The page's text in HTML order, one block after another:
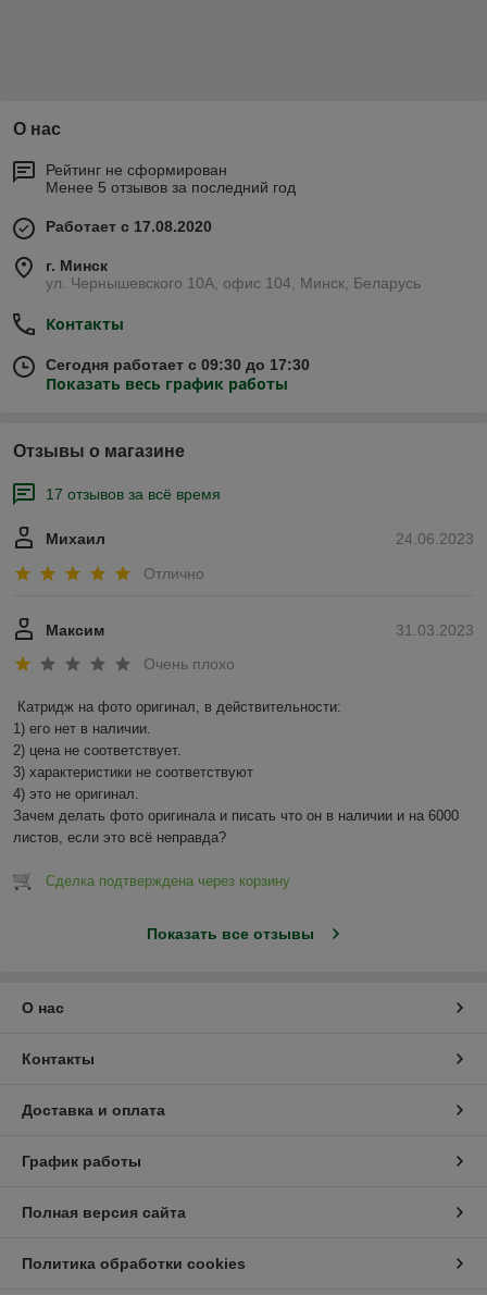
О нас
Рейтинг не сформирован
Менее 5 отзывов за последний год
Работает с 17.08.2020
г. Минск
ул. Чернышевского 10А, офис 104, Минск, Беларусь
Контакты
Сегодня работает с 09:30 до 17:30
Показать весь график работы
Отзывы о магазине
17 отзывов за всё время
24.06.2023
Михаил
Отлично
31.03.2023
Максим
Очень плохо
Катридж на фото оригинал, в действительности:
1) его нет в наличии.
2) цена не соответствует.
3) характеристики не соответствуют
4) это не оригинал.
Зачем делать фото оригинала и писать что он в наличии и на 6000
листов, если это всё неправда?
Сделка подтверждена через корзину
Показать все отзывы
О нас
Контакты
Доставка и оплата
График работы
Полная версия сайта
Политика обработки cookies